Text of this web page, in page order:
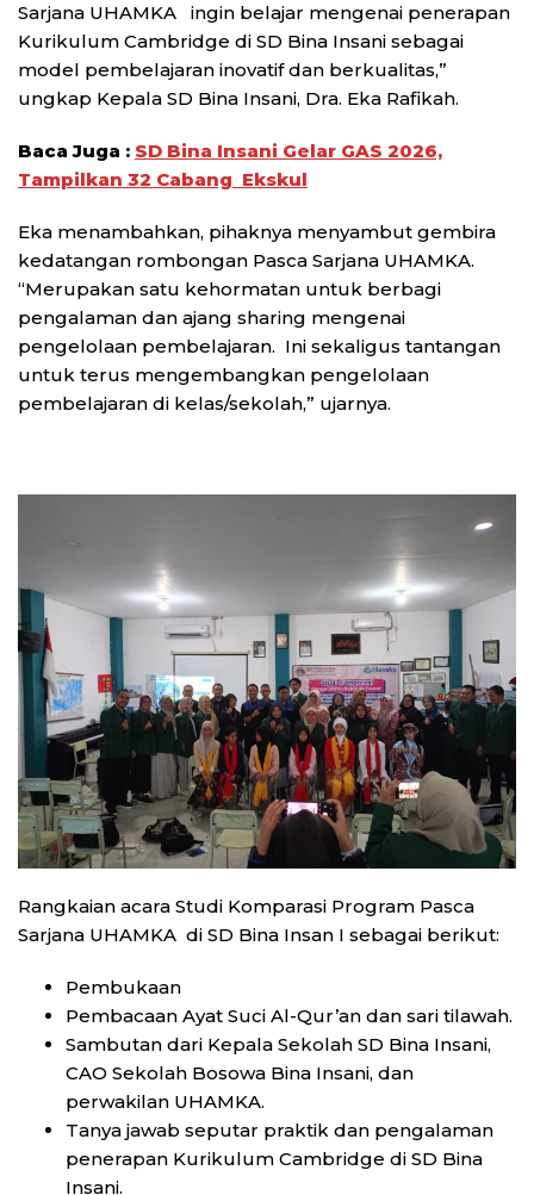
Sarjana UHAMKA ingin belajar mengenai penerapan
Kurikulum Cambridge di SD Bina Insani sebagai
model pembelajaran inovatif dan berkualitas,”
ungkap Kepala SD Bina Insani, Dra. Eka Rafikah.
Baca Juga : SD Bina Insani Gelar GAS 2026,
Tampilkan 32 Cabang Ekskul
Eka menambahkan, pihaknya menyambut gembira
kedatangan rombongan Pasca Sarjana UHAMKA.
“Merupakan satu kehormatan untuk berbagi
pengalaman dan ajang sharing mengenai
pengelolaan pembelajaran. Ini sekaligus tantangan
untuk terus mengembangkan pengelolaan
pembelajaran di kelas/sekolah,” ujarnya.
Rangkaian acara Studi Komparasi Program Pasca
Sarjana UHAMKA di SD Bina Insan I sebagai berikut:
Pembukaan
Pembacaan Ayat Suci Al-Qur’an dan sari tilawah.
Sambutan dari Kepala Sekolah SD Bina Insani,
CAO Sekolah Bosowa Bina Insani, dan
perwakilan UHAMKA.
Tanya jawab seputar praktik dan pengalaman
penerapan Kurikulum Cambridge di SD Bina
Insani.